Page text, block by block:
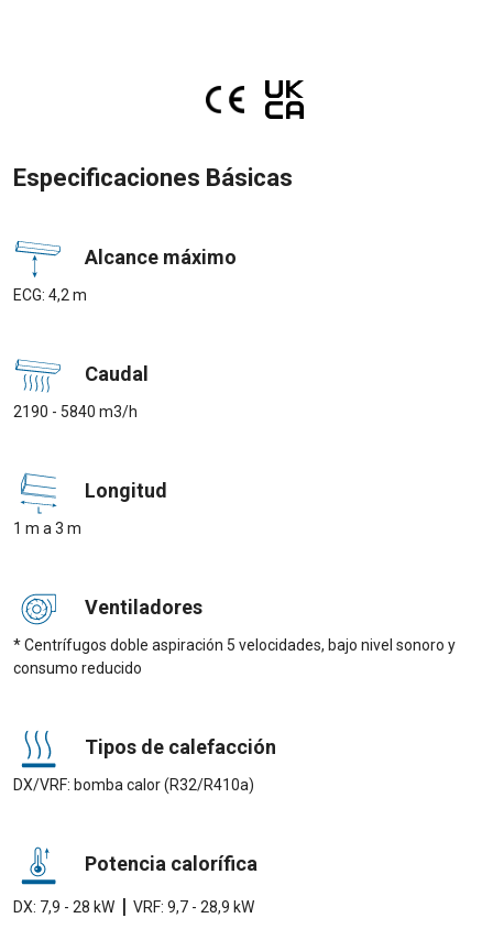
Especificaciones Básicas
Alcance máximo
ECG: 4,2 m
Caudal
2190 - 5840 m3/h
Longitud
1 m a 3 m
Ventiladores
* Centrífugos doble aspiración 5 velocidades, bajo nivel sonoro y
consumo reducido
Tipos de calefacción
DX/VRF: bomba calor (R32/R410a)
Potencia calorífica
DX: 7,9 - 28 kW | VRF: 9,7 - 28,9 kW